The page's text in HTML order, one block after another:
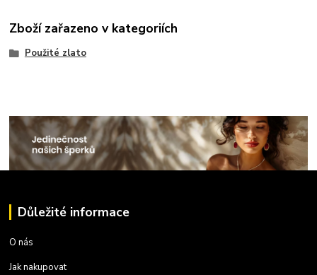
Zboží zařazeno v kategoriích
Použité zlato
Důležité informace
O nás
Jak nakupovat